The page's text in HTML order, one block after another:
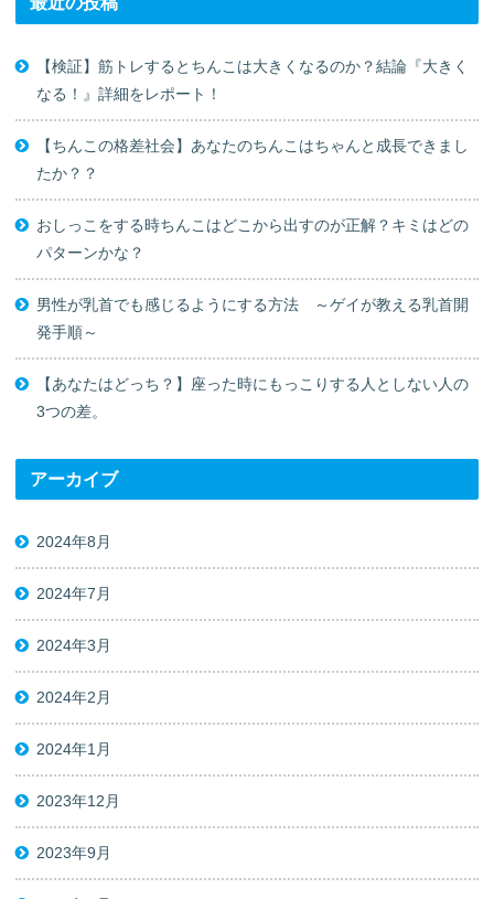
【検証】筋トレするとちんこは大きくなるのか？結論『大きく
なる！』詳細をレポート！
【ちんこの格差社会】あなたのちんこはちゃんと成長できまし
たか？？
おしっこをする時ちんこはどこから出すのが正解？キミはどの
パターンかな？
男性が乳首でも感じるようにする方法 ～ゲイが教える乳首開
発手順～
【あなたはどっち？】座った時にもっこりする人としない人の
3つの差。
アーカイブ
2024年8月
2024年7月
2024年3月
2024年2月
2024年1月
2023年12月
2023年9月